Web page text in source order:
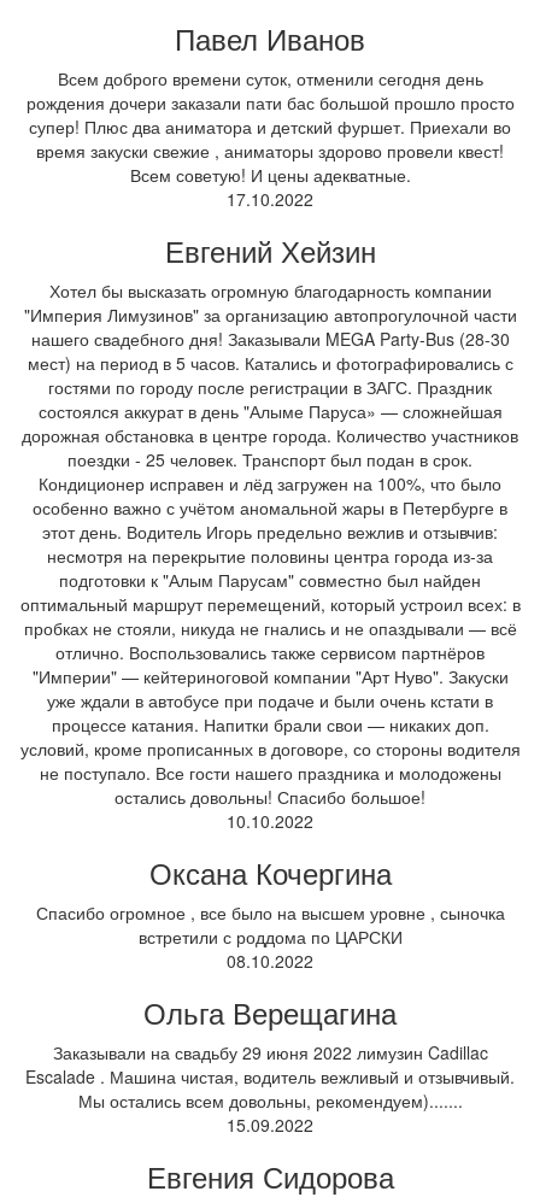
Павел Иванов
Всем доброго времени суток, отменили сегодня день
рождения дочери заказали пати бас большой прошло просто
супер! Плюс два аниматора и детский фуршет. Приехали во
время закуски свежие , аниматоры здорово провели квест!
Всем советую! И цены адекватные.
17.10.2022
Евгений Хейзин
Хотел бы высказать огромную благодарность компании
"Империя Лимузинов" за организацию автопрогулочной части
нашего свадебного дня! Заказывали MEGA Party-Bus (28-30
мест) на период в 5 часов. Катались и фотографировались с
гостями по городу после регистрации в ЗАГС. Праздник
состоялся аккурат в день "Алыме Паруса» — сложнейшая
дорожная обстановка в центре города. Количество участников
поездки - 25 человек. Транспорт был подан в срок.
Кондиционер исправен и лёд загружен на 100%, что было
особенно важно с учётом аномальной жары в Петербурге в
этот день. Водитель Игорь предельно вежлив и отзывчив:
несмотря на перекрытие половины центра города из-за
подготовки к "Алым Парусам" совместно был найден
оптимальный маршрут перемещений, который устроил всех: в
пробках не стояли, никуда не гнались и не опаздывали — всё
отлично. Воспользовались также сервисом партнёров
"Империи" — кейтериноговой компании "Арт Нуво". Закуски
уже ждали в автобусе при подаче и были очень кстати в
процессе катания. Напитки брали свои — никаких доп.
условий, кроме прописанных в договоре, со стороны водителя
не поступало. Все гости нашего праздника и молодожены
остались довольны! Спасибо большое!
10.10.2022
Оксана Кочергина
Спасибо огромное , все было на высшем уровне , сыночка
встретили с роддома по ЦАРСКИ
08.10.2022
Ольга Верещагина
Заказывали на свадьбу 29 июня 2022 лимузин Cadillac
Escalade . Машина чистая, водитель вежливый и отзывчивый.
Мы остались всем довольны, рекомендуем).......
15.09.2022
Евгения Сидорова